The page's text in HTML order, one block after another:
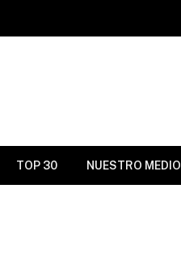
TOP 30 NUESTRO MEDIO